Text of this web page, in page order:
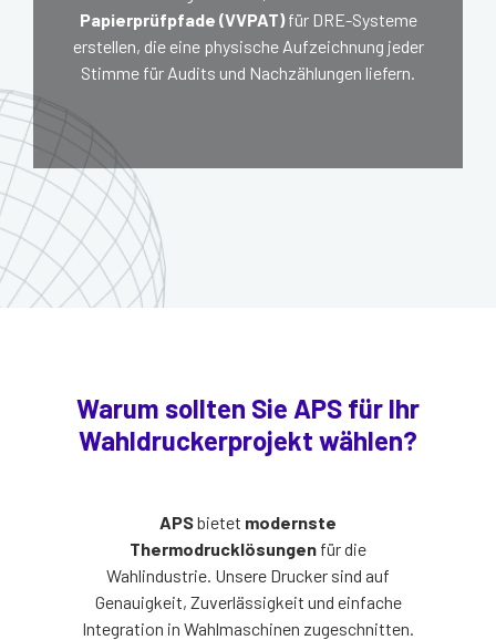
Papierprüfpfade (VVPAT)für DRE-Systeme
erstellen, die eine physische Aufzeichnung jeder
Stimme für Audits und Nachzählungen liefern.
Warum sollten Sie APS für Ihr
Wahldruckerprojekt wählen?
APSbietet modernste
Thermodrucklösungen für die
Wahlindustrie. Unsere Drucker sind auf
Genauigkeit, Zuverlässigkeit und einfache
Integration in Wahlmaschinen zugeschnitten.